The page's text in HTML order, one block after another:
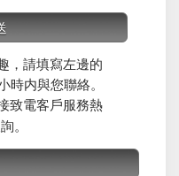
，請填寫左邊的
時内與您聯絡。
致電客戶服務熱
。